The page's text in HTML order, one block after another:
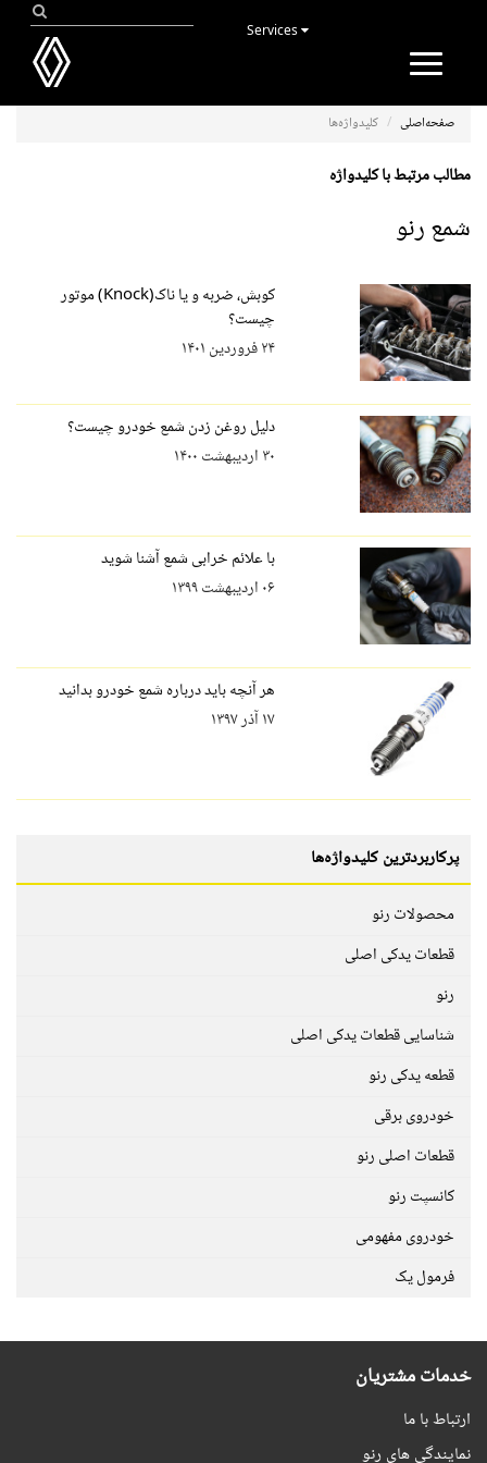
Toggle
صفحه‌اصلی کلیدواژه‌ها
مطالب مرتبط با کلیدواژه
شمع رنو
کوبش، ضربه و یا ناک(Knock) موتور
چیست؟
۲۴ فروردین ۱۴۰۱
دلیل روغن زدن شمع خودرو چیست؟
۳۰ اردیبهشت ۱۴۰۰
با علائم خرابی شمع آشنا شوید
۰۶ اردیبهشت ۱۳۹۹
هر آنچه باید درباره شمع خودرو بدانید
۱۷ آذر ۱۳۹۷
پرکاربردترین کلیدواژه‌ها
محصولات رنو
قطعات یدکی اصلی
رنو
شناسایی قطعات یدکی اصلی
قطعه یدکی رنو
خودروی برقی
قطعات اصلی رنو
کانسپت رنو
خودروی مفهومی
فرمول یک
خدمات مشتریان
ارتباط با ما
نمایندگی های رنو